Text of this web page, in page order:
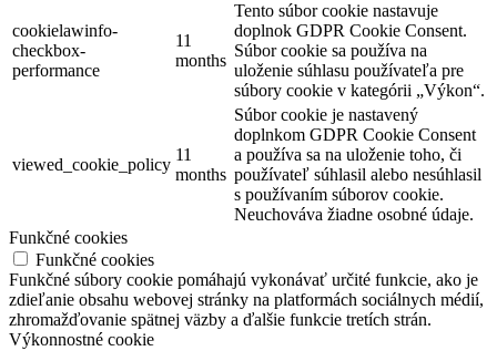
cookielawinfo-
checkbox-
performance
11
months
Tento súbor cookie nastavuje
doplnok GDPR Cookie Consent.
Súbor cookie sa používa na
uloženie súhlasu používateľa pre
súbory cookie v kategórii „Výkon“.
viewed_cookie_policy
11
months
Súbor cookie je nastavený
doplnkom GDPR Cookie Consent
a používa sa na uloženie toho, či
používateľ súhlasil alebo nesúhlasil
s používaním súborov cookie.
Neuchováva žiadne osobné údaje.
Funkčné cookies
Funkčné cookies
Funkčné súbory cookie pomáhajú vykonávať určité funkcie, ako je
zdieľanie obsahu webovej stránky na platformách sociálnych médií,
zhromažďovanie spätnej väzby a ďalšie funkcie tretích strán.
Výkonnostné cookie